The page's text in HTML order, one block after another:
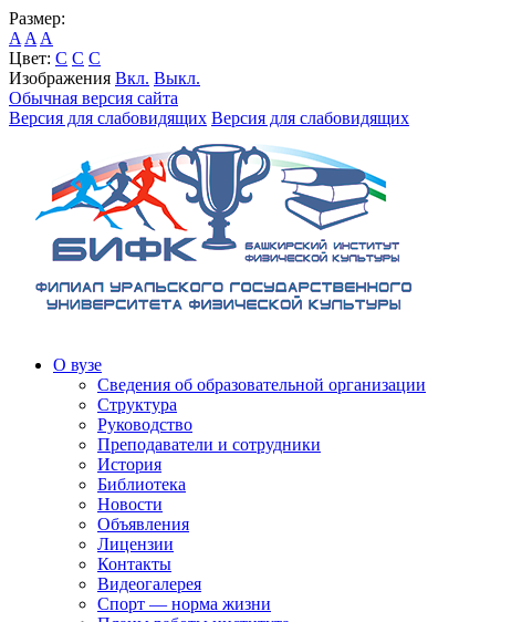
Размер:
A A A
Цвет: C C C
Изображения Вкл. Выкл.
Обычная версия сайта
Версия для слабовидящих Версия для слабовидящих
О вузе
Сведения об образовательной организации
Структура
Руководство
Преподаватели и сотрудники
История
Библиотека
Новости
Объявления
Лицензии
Контакты
Видеогалерея
Спорт — норма жизни